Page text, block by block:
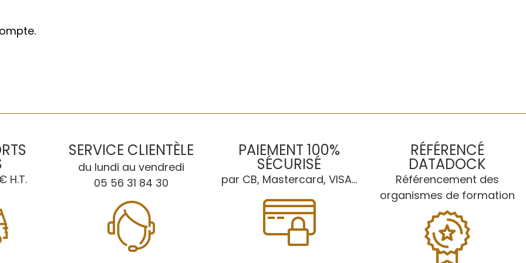
H.T.
SERVICE CLIENTÈLE
du lundi au vendredi
05 56 31 84 30
PAIEMENT 100%
SÉCURISÉ
par CB, Mastercard, VISA...
RÉFÉRENCÉ
DATADOCK
Référencement des
organismes de formation